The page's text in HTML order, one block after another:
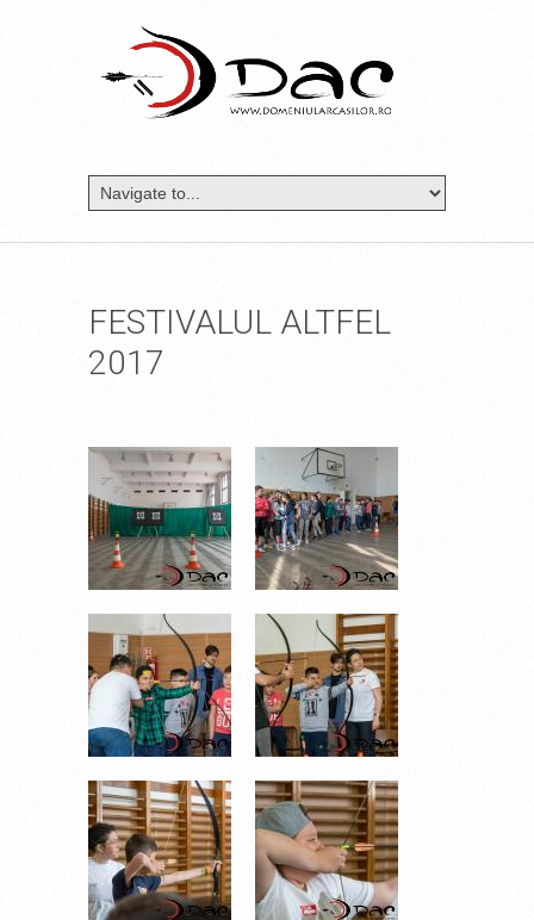
FESTIVALUL ALTFEL
2017
DSC_6759.JPG DSC_6761.JPG
DSC_6763.JPG DSC_6767.JPG
DSC_6774.JPG DSC_6778.JPG